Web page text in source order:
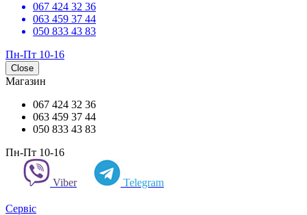
067 424 32 36
063 459 37 44
050 833 43 83
Пн-Пт 10-16
Close
Магазин
067 424 32 36
063 459 37 44
050 833 43 83
Пн-Пт 10-16
Viber Telegram
Сервіс